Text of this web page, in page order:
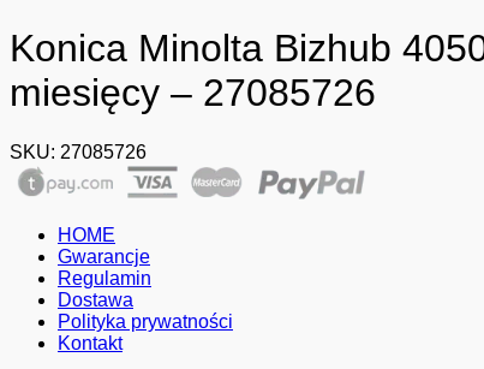
Konica Minolta Bizhub
miesięcy – 27085726
SKU: 27085726
HOME
Gwarancje
Regulamin
Dostawa
Polityka prywatności
Kontakt